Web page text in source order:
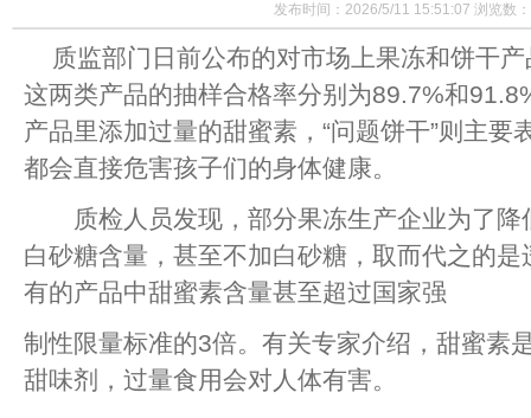
发布时间：2026/5/11 15:51:07 浏览数
质监部门日前公布的对市场上果冻和饼干产
这两类产品的抽样合格率分别为89.7%和
产品里添加过量的甜蜜素，“问题饼干”则主要
都会直接危害孩子们的身体健康。
质检人员发现，部分果冻生产企业为了降
白砂糖含量，甚至不加白砂糖，取而代之的
有的产品中甜蜜素含量甚至超过国家强
制性限量标准的3倍。有关专家介绍，甜蜜素
甜味剂，过量食用会对人体有害。